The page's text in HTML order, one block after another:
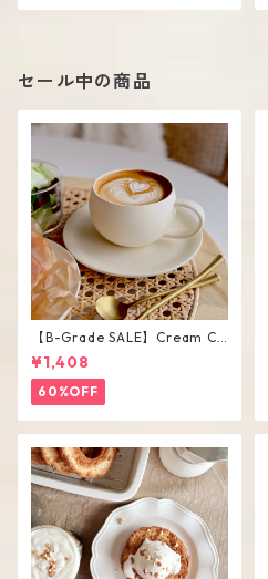
セール中の商品
【B-Grade SALE】Cream Co
lor Round Shape Cup Saucer
Set
¥1,408
60%OFF